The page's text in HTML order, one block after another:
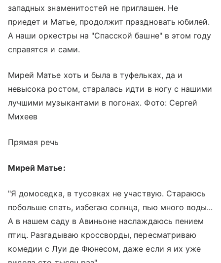
западных знаменитостей не приглашен. Не
приедет и Матье, продолжит праздновать юбилей.
А наши оркестры на "Спасской башне" в этом году
справятся и сами.
Мирей Матье хоть и была в туфельках, да и
невысока ростом, старалась идти в ногу с нашими
лучшими музыкантами в погонах. Фото: Сергей
Михеев
Прямая речь
Мирей Матье:
"Я домоседка, в тусовках не участвую. Стараюсь
побольше спать, избегаю солнца, пью много воды...
А в нашем саду в Авиньоне наслаждаюсь пением
птиц. Разгадываю кроссворды, пересматриваю
комедии с Луи де Фюнесом, даже если я их уже